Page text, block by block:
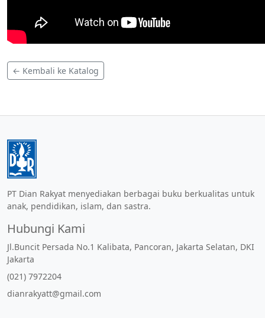
← Kembali ke Katalog
PT Dian Rakyat menyediakan berbagai buku berkualitas untuk
anak, pendidikan, islam, dan sastra.
Hubungi Kami
Jl.Buncit Persada No.1 Kalibata, Pancoran, Jakarta Selatan, DKI
Jakarta
(021) 7972204
dianrakyatt@gmail.com